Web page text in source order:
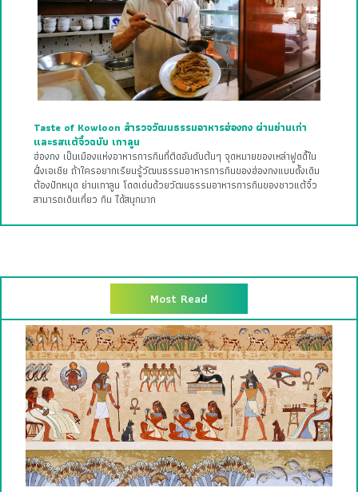
Taste of Kowloon สำรวจวัฒนธรรมอาหารฮ่องกง ผ่านย่านเก่า
และรสแต้จิ๋วฉบับ เกาลูน
ฮ่องกง เป็นเมืองแห่งอาหารการกินที่ติดอันดับต้นๆ จุดหมายของเหล่าฟูดดี้ใน
ฝั่งเอเชีย ถ้าใครอยากเรียนรู้วัฒนธรรมอาหารการกินของฮ่องกงแบบดั้งเดิม
ต้องปักหมุด ย่านเกาลูน โดดเด่นด้วยวัฒนธรรมอาหารการกินของชาวแต้จิ๋ว
สามารถเดินเที่ยว กิน ได้สนุกมาก
Most Read